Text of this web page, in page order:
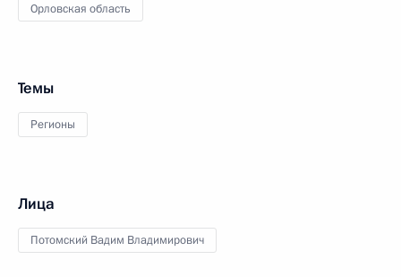
Орловская область
Темы
Регионы
Лица
Потомский Вадим Владимирович